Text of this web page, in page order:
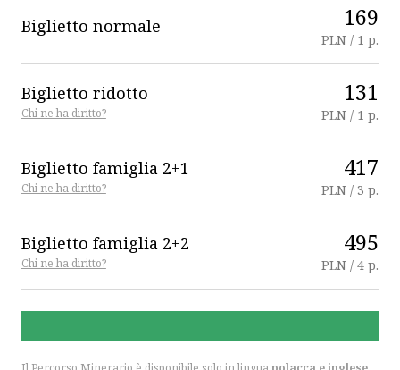
Biglietto normale 169
PLN / 1 p.
Biglietto ridotto
Chi ne ha diritto?
131
PLN / 1 p.
Biglietto famiglia 2+1
Chi ne ha diritto?
417
PLN / 3 p.
Biglietto famiglia 2+2
Chi ne ha diritto?
495
PLN / 4 p.